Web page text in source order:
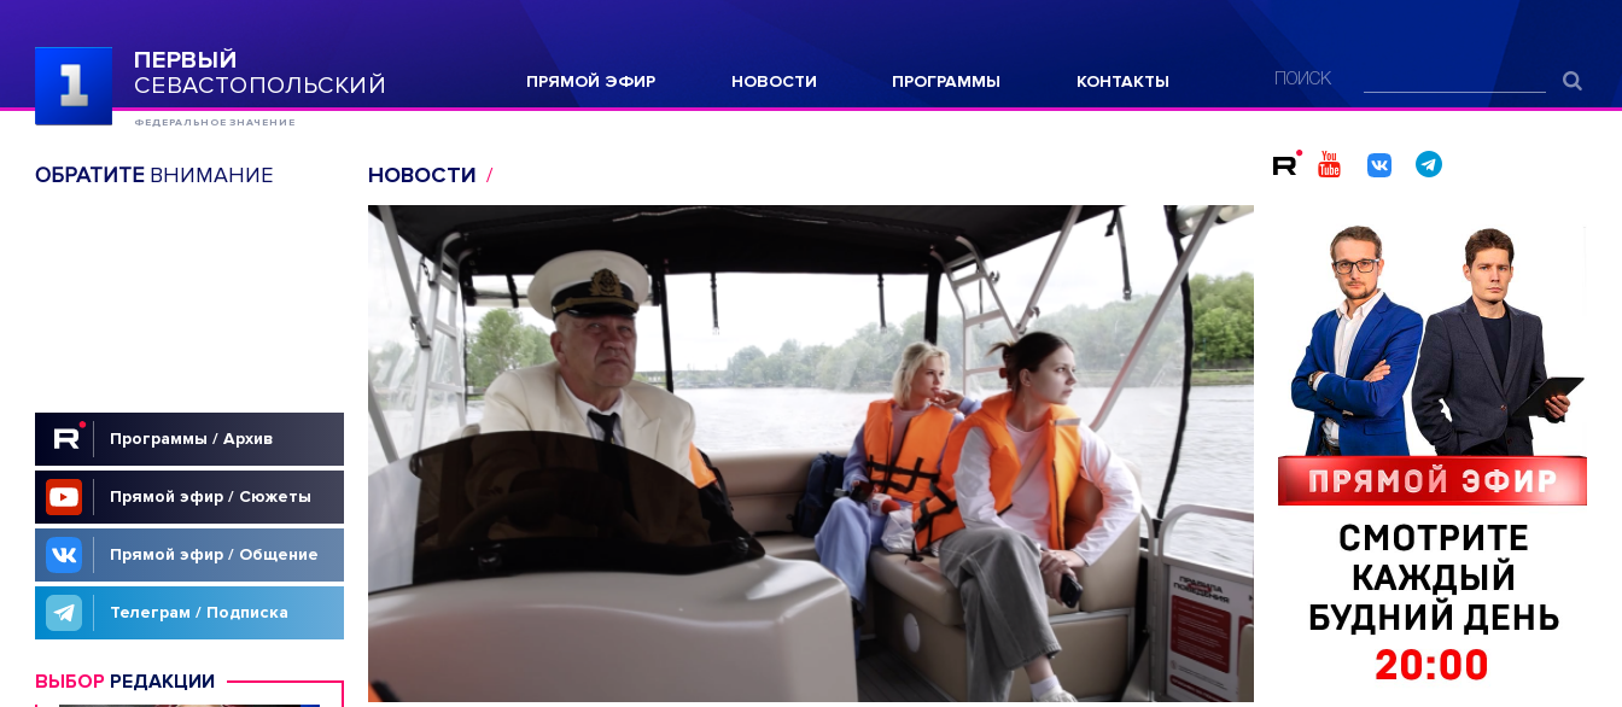
ПЕРВЫЙ
СЕВАСТОПОЛЬСКИЙ
ФЕДЕРАЛЬНОЕ ЗНАЧЕНИЕ
ПРЯМОЙ ЭФИР НОВОСТИ ПРОГРАММЫ КОНТАКТЫ ПОИСК
ОБРАТИТЕВНИМАНИЕ
Программы / Архив
Прямой эфир / Сюжеты
Прямой эфир / Общение
Телеграм / Подписка
ВЫБОР РЕДАКЦИИ
НОВОСТИ